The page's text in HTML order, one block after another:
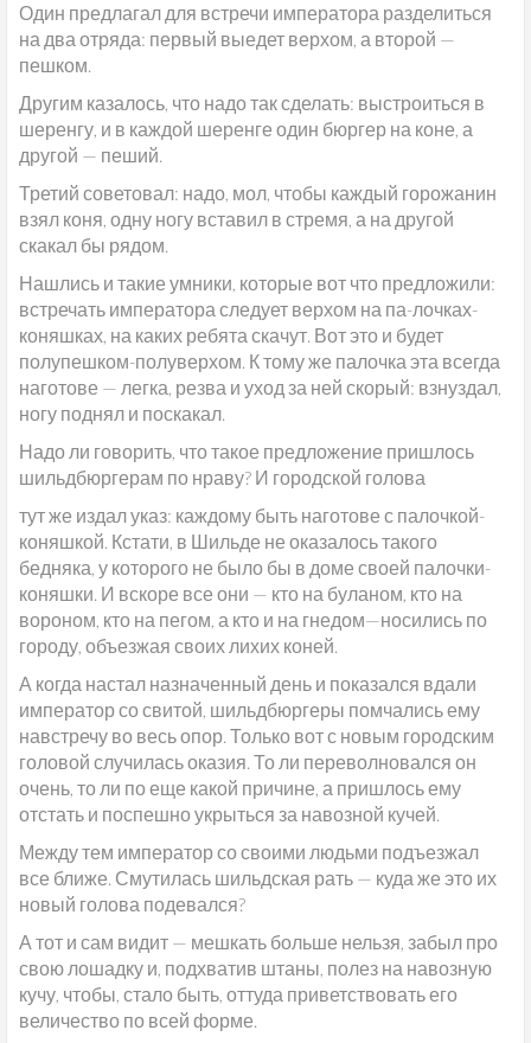
Один предлагал для встречи императора разделиться
на два отряда: первый выедет верхом, а второй —
пешком.
Другим казалось, что надо так сделать: выстроиться в
шеренгу, и в каждой шеренге один бюргер на коне, а
другой — пеший.
Третий советовал: надо, мол, чтобы каждый горожанин
взял коня, одну ногу вставил в стремя, а на другой
скакал бы рядом.
Нашлись и такие умники, которые вот что предложили:
встречать императора следует верхом на па-лочках-
коняшках, на каких ребята скачут. Вот это и будет
полупешком-полуверхом. К тому же палочка эта всегда
наготове — легка, резва и уход за ней скорый: взнуздал,
ногу поднял и поскакал.
Надо ли говорить, что такое предложение пришлось
шильдбюргерам по нраву? И городской голова
тут же издал указ: каждому быть наготове с палочкой-
коняшкой. Кстати, в Шильде не оказалось такого
бедняка, у которого не было бы в доме своей палочки-
коняшки. И вскоре все они — кто на буланом, кто на
вороном, кто на пегом, а кто и на гнедом—носились по
городу, объезжая своих лихих коней.
А когда настал назначенный день и показался вдали
император со свитой, шильдбюргеры помчались ему
навстречу во весь опор. Только вот с новым городским
головой случилась оказия. То ли переволновался он
очень, то ли по еще какой причине, а пришлось ему
отстать и поспешно укрыться за навозной кучей.
Между тем император со своими людьми подъезжал
все ближе. Смутилась шильдская рать — куда же это их
новый голова подевался?
А тот и сам видит — мешкать больше нельзя, забыл про
свою лошадку и, подхватив штаны, полез на навозную
кучу, чтобы, стало быть, оттуда приветствовать его
величество по всей форме.